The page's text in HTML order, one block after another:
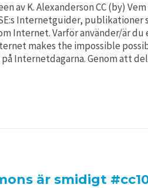
av K. Alexanderson CC (by)
Internetguider, publikationer
Internet. Varför använder/är du
makes the impossible
på Internetdagarna. Genom att
är smidigt